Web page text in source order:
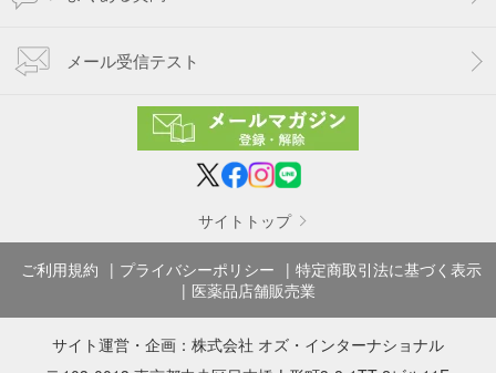
メール受信テスト
サイトトップ
ご利用規約 プライバシーポリシー
特定商取引法に基づく表示
医薬品店舗販売業
サイト運営・企画： 株式会社 オズ・インターナショナル